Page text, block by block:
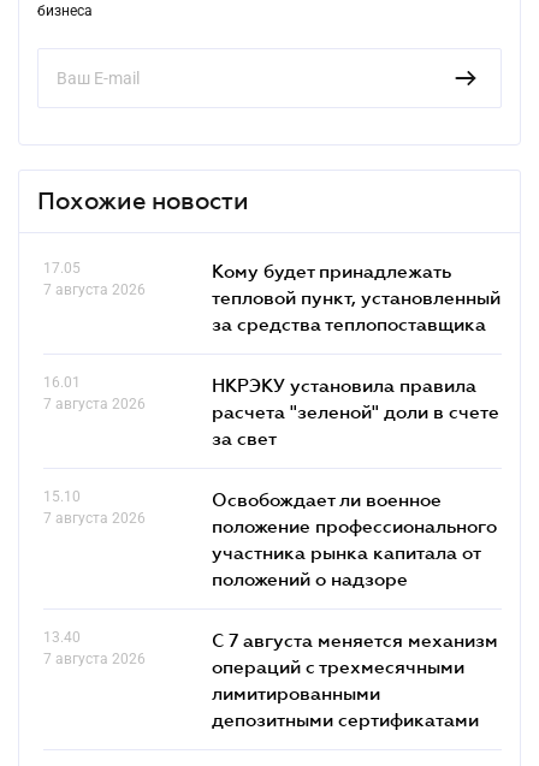
бизнеса
Похожие новости
17.05
7 августа 2026
Кому будет принадлежать
тепловой пункт, установленный
за средства теплопоставщика
16.01
7 августа 2026
НКРЭКУ установила правила
расчета "зеленой" доли в счете
за свет
15.10
7 августа 2026
Освобождает ли военное
положение профессионального
участника рынка капитала от
положений о надзоре
13.40
7 августа 2026
С 7 августа меняется механизм
операций с трехмесячными
лимитированными
депозитными сертификатами